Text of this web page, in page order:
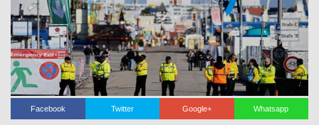
Facebook Twitter Google+ Whatsapp
İLETİŞİM